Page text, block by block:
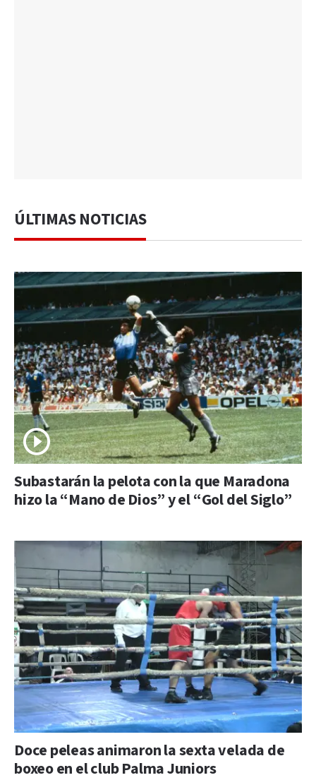
ÚLTIMAS NOTICIAS
Subastarán la pelota con la que Maradona
hizo la “Mano de Dios” y el “Gol del Siglo”
Doce peleas animaron la sexta velada de
boxeo en el club Palma Juniors